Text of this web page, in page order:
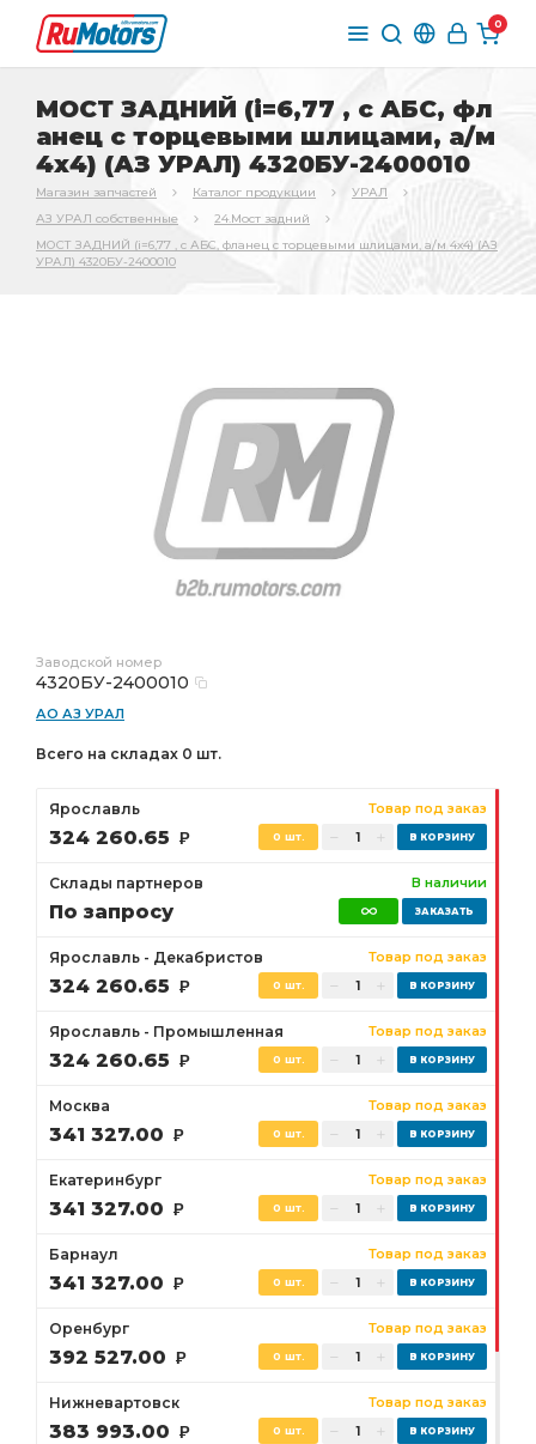
0
МОСТ ЗАДНИЙ (i=6,77 , с АБС, фл
анец с торцевыми шлицами, а/м
4х4) (АЗ УРАЛ) 4320БУ-2400010
Магазин запчастей Каталог продукции
УРАЛ
АЗ УРАЛ собственные
24.Мост задний
МОСТ ЗАДНИЙ (i=6,77 , с АБС, фланец с торцевыми шлицами, а/м 4х4) (АЗ
УРАЛ) 4320БУ-2400010
Заводской номер
4320БУ-2400010
АО АЗ УРАЛ
Всего на складах 0 шт.
Ярославль Товар под заказ
324 260.65 Р 0 шт.
Склады партнеров В наличии
По запросу
Ярославль - Декабристов Товар под заказ
324 260.65 Р 0 шт.
Ярославль - Промышленная Товар под заказ
324 260.65 Р 0 шт.
Москва Товар под заказ
341 327.00 Р 0 шт.
Екатеринбург Товар под заказ
341 327.00 Р 0 шт.
Барнаул Товар под заказ
341 327.00 Р 0 шт.
Оренбург Товар под заказ
392 527.00 Р 0 шт.
Нижневартовск Товар под заказ
383 993.00 Р 0 шт.